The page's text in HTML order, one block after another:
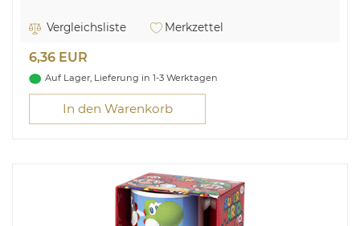
Vergleichsliste Merkzettel
6,36 EUR
Auf Lager, Lieferung in 1-3 Werktagen
In den Warenkorb